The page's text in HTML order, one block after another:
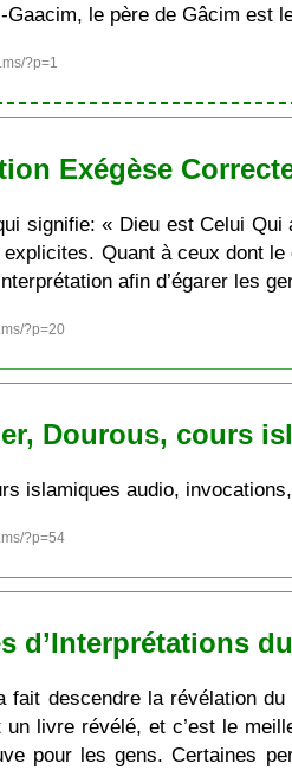
Gaacim, le père de Gâcim est
?p=1
Exégèse
signifie: « Dieu est Celui
explicites. Quant à ceux dont
afin d’égarer les
?p=20
Dourous, cours
islamiques audio,
?p=54
d’Interprétations
fait descendre la révélation
un livre révélé, et c’est le
pour les gens. Certaines